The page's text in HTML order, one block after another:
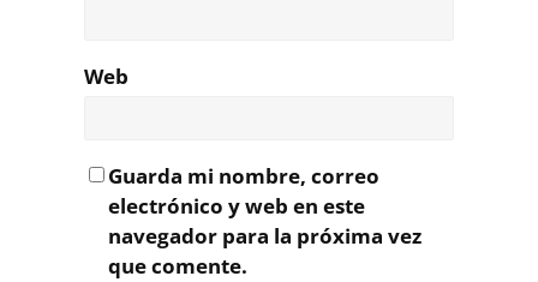
Web
Guarda mi nombre, correo
electrónico y web en este
navegador para la próxima vez
que comente.